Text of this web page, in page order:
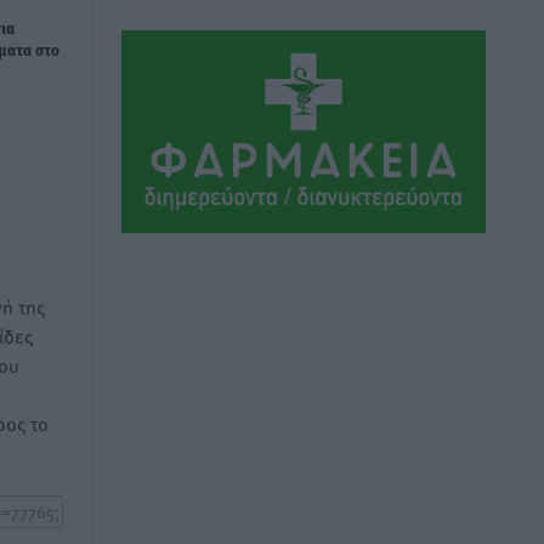
στο
της
το
Πρωταθλήματος Κ20 στα σωματεία
πριν 7 ώρες
Ευρωπαϊκό Πρωτάθλημα Στίβου: Πότε
αγωνίζονται η Μαγκούλια, η
Σπανουδάκη και ο Κριτούλης